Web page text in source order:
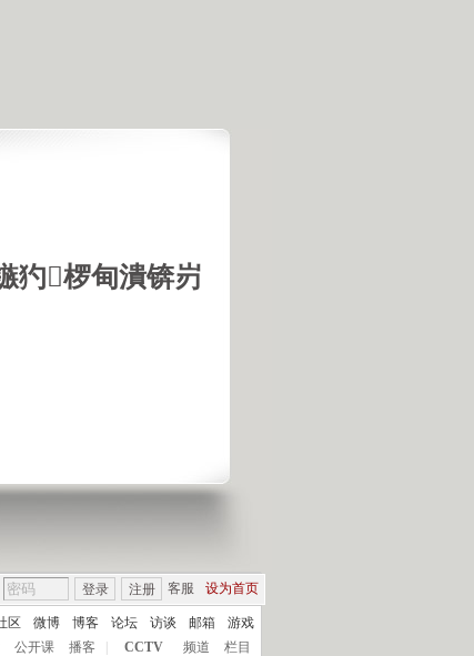
犳椤甸潰锛岃
客服 设为首页
登录 注册
区 微博 博客 论坛 访谈 邮箱
游戏
公开课 播客 | CCTV 频道 栏目